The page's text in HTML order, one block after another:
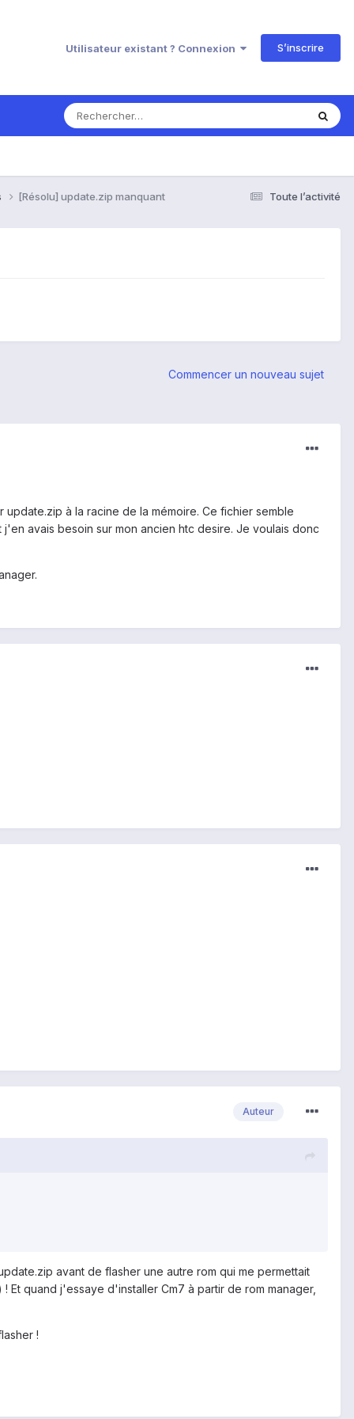
Utilisateur existant ? Connexion S’inscrire
Toute l’activité
[Résolu] update.zip manquant
Commencer un nouveau sujet
à la racine de la mémoire. Ce fichier semble
avais besoin sur mon ancien htc desire. Je voulais donc
Auteur
avant de flasher une autre rom qui me permettait
quand j'essaye d'installer Cm7 à partir de rom manager,
!